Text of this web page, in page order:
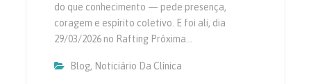
do que conhecimento — pede presença,
coragem e espírito coletivo. E foi ali, dia
29/03/2026 no Rafting Próxima…
Blog, Noticiário Da Clínica